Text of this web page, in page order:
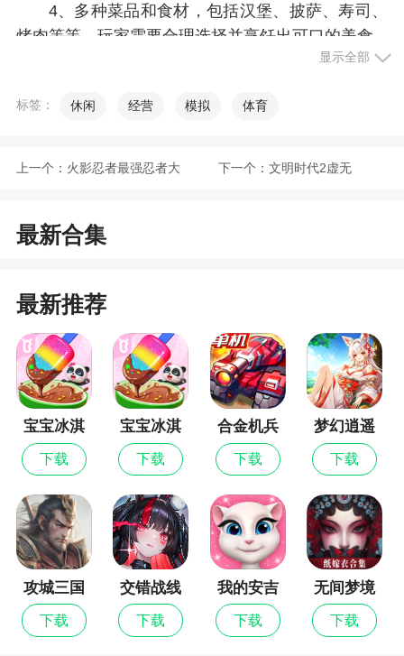
4、多种菜品和食材，包括汉堡、披萨、寿司、
烤肉等等，玩家需要合理选择并烹饪出可口的美食
趣
人、有品位的美食家、还有挑剔的老年人等等
的大亨
2、主要面向可爱的小朋友们。在这里你需要经
营好自己的餐厅，自己动手制作美食，有多样的食
材配料和厨具供你使用，不同的搭配做出不同口味
的美食，满足客人们的需求
更新日志
【细节优化】提升益智互动体验，助力儿童快
乐启蒙，家庭轻松育儿！
【联系我们】
公众号：宝宝巴士
显示全部
标签： 休闲 经营 模拟 体育
上一个： 火影忍者最强忍者大 下一个： 文明时代2虚无
最新合集
最新推荐
宝宝冰淇
淋工厂最
新版
下载
宝宝冰淇
淋工厂
下载
合金机兵
下载
梦幻逍遥
下载
攻城三国
下载
交错战线
下载
我的安吉
拉
下载
无间梦境
下载